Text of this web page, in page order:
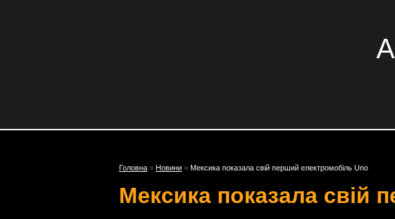
Головна » Новини » Мексика показала свій перший електромобіль Uno
Мексика показала свій